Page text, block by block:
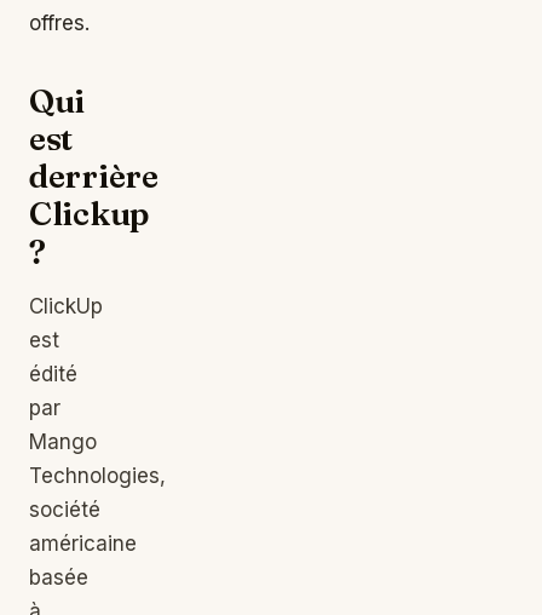
offres.
Qui
est
derrière
Clickup
?
ClickUp
est
édité
par
Mango
Technologies,
société
américaine
basée